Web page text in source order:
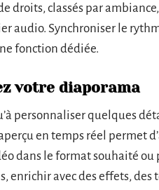
droits, classés par
audio. Synchroniser le
fonction dédiée.
votre diaporama
personnaliser quelques
en temps réel permet
dans le format souhaité
enrichir avec des effets,